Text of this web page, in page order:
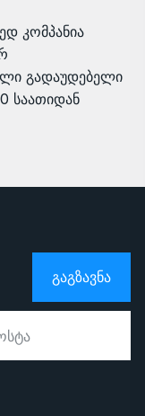
კომპანია
გადაუდებელი
საათიდან
ᲒᲐᲒᲖᲐᲕᲜᲐ